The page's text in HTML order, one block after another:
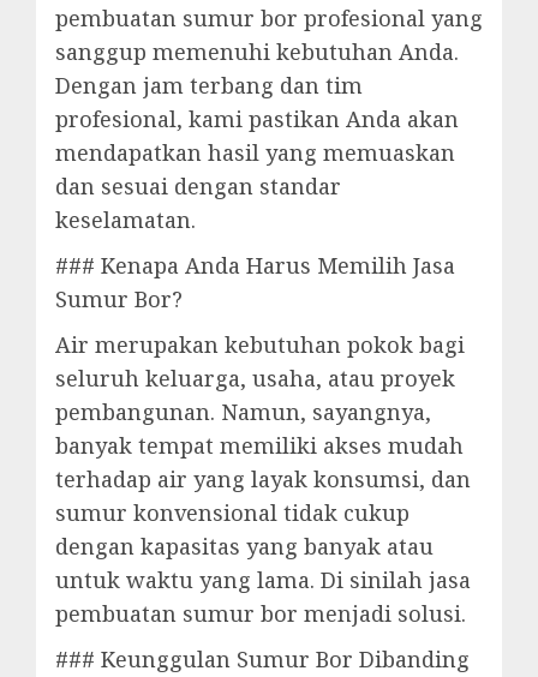
pembuatan sumur bor profesional yang
sanggup memenuhi kebutuhan Anda.
Dengan jam terbang dan tim
profesional, kami pastikan Anda akan
mendapatkan hasil yang memuaskan
dan sesuai dengan standar
keselamatan.
### Kenapa Anda Harus Memilih Jasa
Sumur Bor?
Air merupakan kebutuhan pokok bagi
seluruh keluarga, usaha, atau proyek
pembangunan. Namun, sayangnya,
banyak tempat memiliki akses mudah
terhadap air yang layak konsumsi, dan
sumur konvensional tidak cukup
dengan kapasitas yang banyak atau
untuk waktu yang lama. Di sinilah jasa
pembuatan sumur bor menjadi solusi.
### Keunggulan Sumur Bor Dibanding